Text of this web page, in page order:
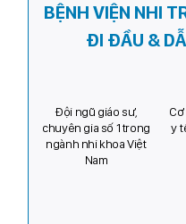
BỆNH VIỆN NHI
ĐI ĐẦU &
Đội ngũ giáo sư,
chuyên gia số 1 trong
ngành nhi khoa Việt
Nam
y